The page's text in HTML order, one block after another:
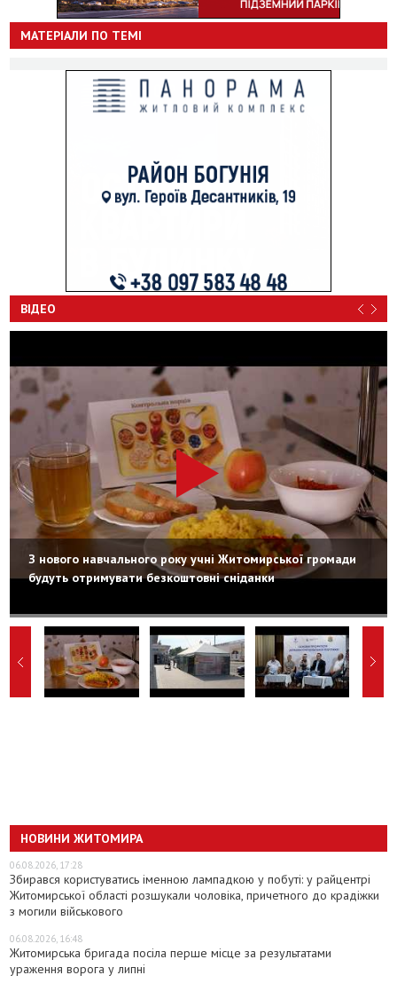
МАТЕРІАЛИ ПО ТЕМІ
ВІДЕО
З нового навчального року учні Житомирської громади
будуть отримувати безкоштовні сніданки
НОВИНИ ЖИТОМИРА
06.08.2026, 17:28
Збирався користуватись іменною лампадкою у побуті: у райцентрі
Житомирської області розшукали чоловіка, причетного до крадіжки
з могили військового
06.08.2026, 16:48
Житомирська бригада посіла перше місце за результатами
ураження ворога у липні